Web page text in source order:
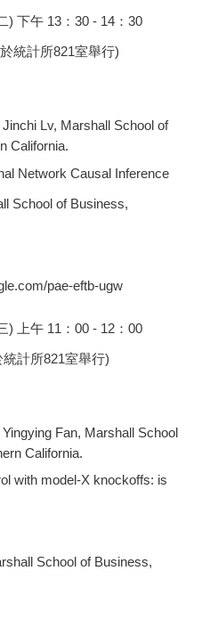
下午 13：30 - 14：30
計所821室舉行)
Lv, Marshall School of
California.
Network Causal Inference
School of Business,
com/pae-eftb-ugw
上午 11：00 - 12：00
所821室舉行)
Fan, Marshall School
California.
with model-X knockoffs: is
School of Business,